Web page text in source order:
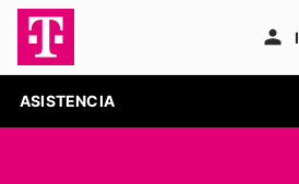
ASISTENCIA